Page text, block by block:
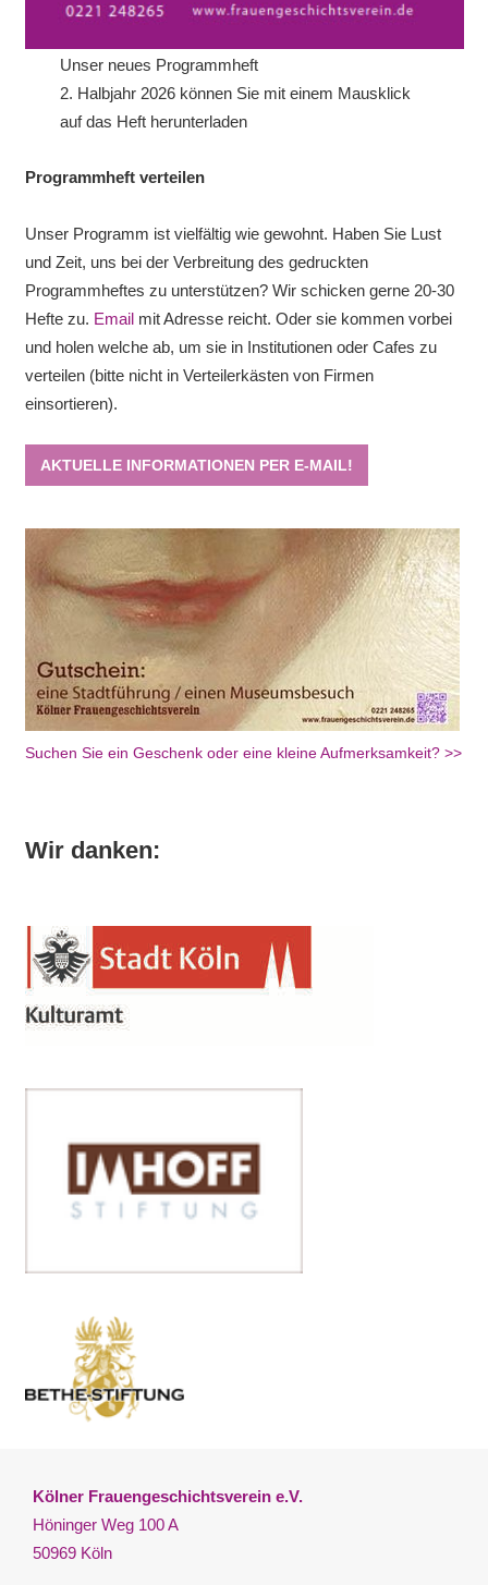
Unser neues Programmheft
2. Halbjahr 2026 können Sie mit einem Mausklick
auf das Heft herunterladen
Programmheft verteilen
Unser Programm ist vielfältig wie gewohnt. Haben Sie Lust
und Zeit, uns bei der Verbreitung des gedruckten
Programmheftes zu unterstützen? Wir schicken gerne 20-30
Hefte zu. Emailmit Adresse reicht. Oder sie kommen vorbei
und holen welche ab, um sie in Institutionen oder Cafes zu
verteilen (bitte nicht in Verteilerkästen von Firmen
einsortieren).
AKTUELLE INFORMATIONEN PER E-MAIL!
Suchen Sie ein Geschenk oder eine kleine Aufmerksamkeit? >>
Wir danken:
Kölner Frauengeschichtsverein e.V.
Höninger Weg 100 A
50969 Köln